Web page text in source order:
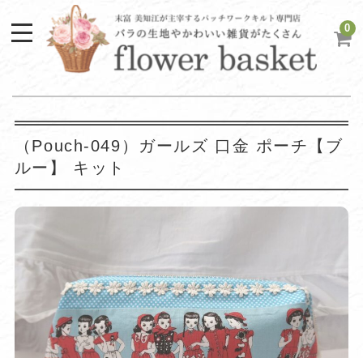
0
（Pouch-049）ガールズ 口金 ポーチ【ブ
ルー】 キット